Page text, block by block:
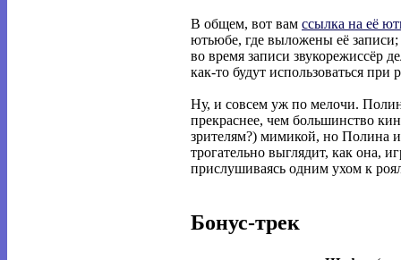
В общем, вот вам ссылка на её
ютьюбе, где выложены её
во время записи звукорежиссёр
как-то будут использоваться
Ну, и совсем уж по мелочи.
прекраснее, чем большинство
зрителям?) мимикой, но Полина
трогательно выглядит, как она,
прислушиваясь одним ухом к
Бонус-трек